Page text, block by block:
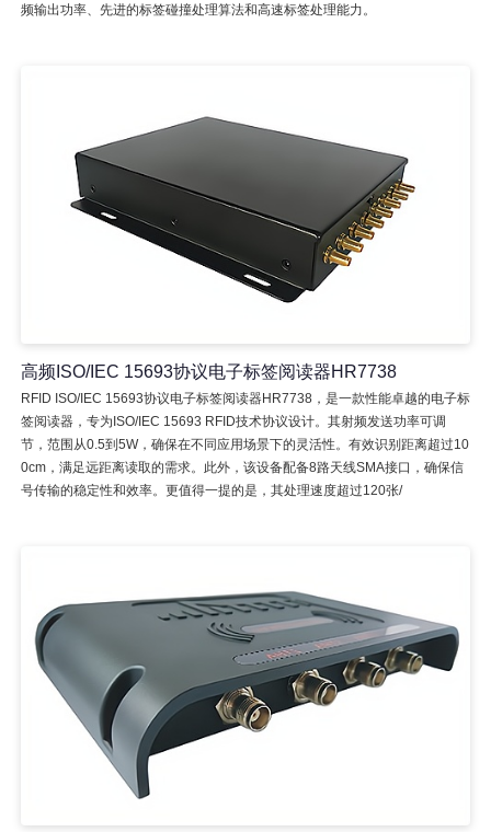
频输出功率、先进的标签碰撞处理算法和高速标签处理能力。
高频ISO/IEC 15693协议电子标签阅读器HR7738
RFID ISO/IEC 15693协议电子标签阅读器HR7738，是一款性能卓越的电子标
签阅读器，专为ISO/IEC 15693 RFID技术协议设计。其射频发送功率可调
节，范围从0.5到5W，确保在不同应用场景下的灵活性。有效识别距离超过10
0cm，满足远距离读取的需求。此外，该设备配备8路天线SMA接口，确保信
号传输的稳定性和效率。更值得一提的是，其处理速度超过120张/